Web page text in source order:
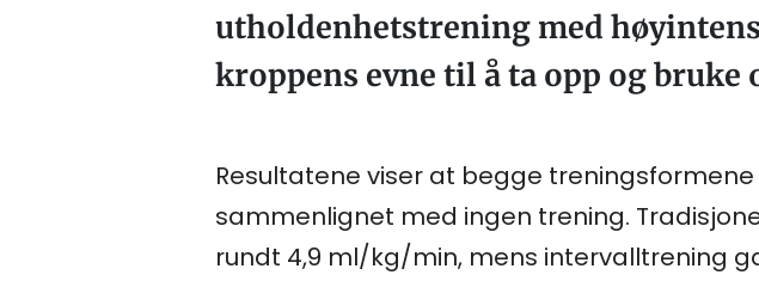
utholdenhetstrening med
kroppens evne til å ta opp og
Resultatene viser at begge
sammenlignet med ingen trening.
rundt 4,9 ml/kg/min, mens intervalltrening